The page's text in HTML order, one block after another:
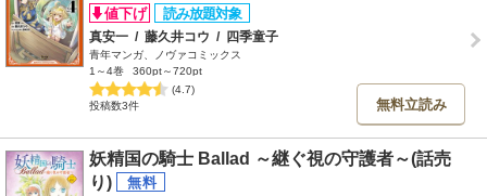
真安一 / 藤久井コウ / 四季童子
青年マンガ、ノヴァコミックス
1～4巻
360pt～720pt
(4.7)
投稿数3件
無料立読み
妖精国の騎士 Ballad ～継ぐ視の守護者～(話売
り)